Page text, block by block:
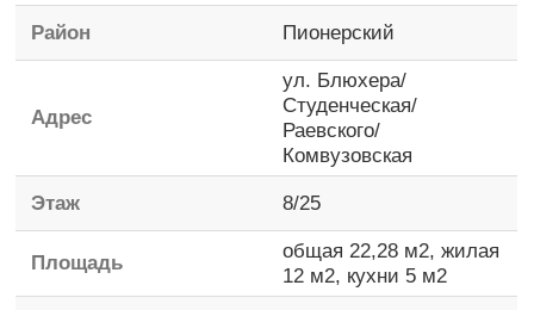
Район
Пионерский
Адрес
ул. Блюхера/
Студенческая/
Раевского/
Комвузовская
Этаж
8/25
Площадь общая 22,28 м2,жилая
12 м2, кухни 5 м2